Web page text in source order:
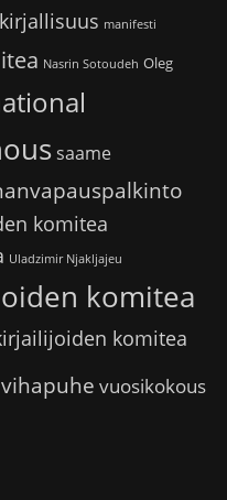
manifesti
Nasrin Sotoudeh Oleg
saame
komitea
Uladzimir Njakljajeu
komitea
komitea
vihapuhe vuosikokous